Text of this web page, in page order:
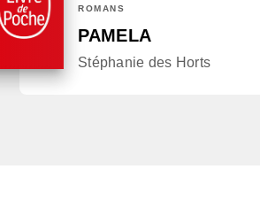
ROMANS
PAMELA
Stéphanie des Horts